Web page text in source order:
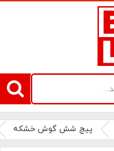
لند | سرزمین پیچ
پیچ شش گوش خشکه